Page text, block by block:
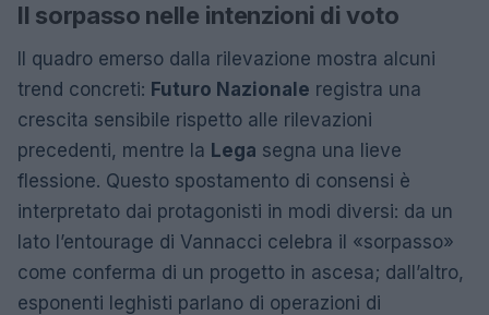
Il sorpasso nelle intenzioni di voto
Il quadro emerso dalla rilevazione mostra alcuni
trend concreti: Futuro Nazionale registra una
crescita sensibile rispetto alle rilevazioni
precedenti, mentre la Lega segna una lieve
flessione. Questo spostamento di consensi è
interpretato dai protagonisti in modi diversi: da un
lato l’entourage di Vannacci celebra il «sorpasso»
come conferma di un progetto in ascesa; dall’altro,
esponenti leghisti parlano di operazioni di